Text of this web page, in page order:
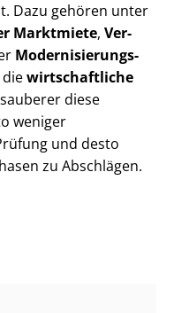
Dazu gehören unter
Marktmiete, Ver­
Modernisierungs-
wirtschaftliche
diese
weniger
und desto
zu Abschlägen.